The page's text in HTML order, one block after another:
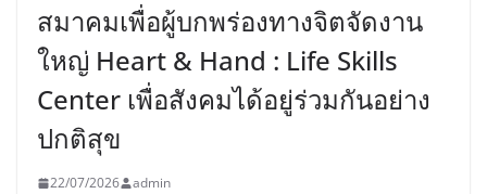
สมาคมเพื่อผู้บกพร่องทางจิตจัดงาน
ใหญ่ Heart & Hand : Life Skills
Center เพื่อสังคมได้อยู่ร่วมกันอย่าง
ปกติสุข
22/07/2026 admin